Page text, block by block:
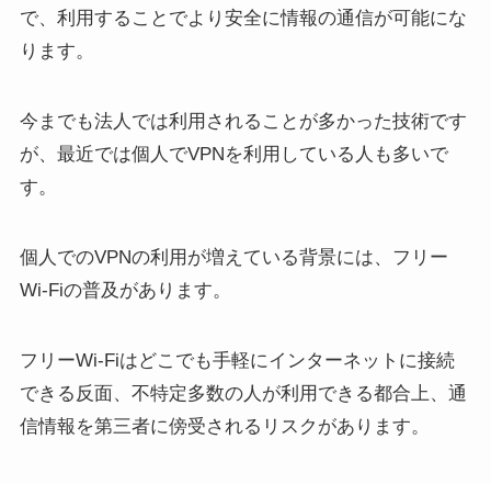
で、利用することでより安全に情報の通信が可能にな
ります。
今までも法人では利用されることが多かった技術です
が、最近では個人でVPNを利用している人も多いで
す。
個人でのVPNの利用が増えている背景には、フリー
Wi-Fiの普及があります。
フリーWi-Fiはどこでも手軽にインターネットに接続
できる反面、不特定多数の人が利用できる都合上、通
信情報を第三者に傍受されるリスクがあります。